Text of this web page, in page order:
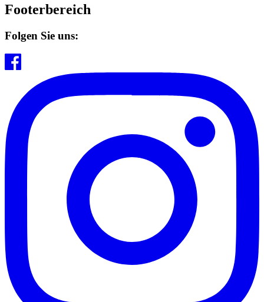
Footerbereich
Folgen Sie uns: